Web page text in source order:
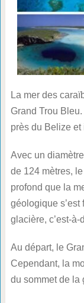
La mer des
Grand Trou
près du Belize et
Avec un
de 124 mètres,
profond que la
géologique
glacière, c’est-
Au départ, le
Cependant, la
du sommet de la